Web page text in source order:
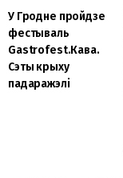
У Гродне пройдзе
фестываль
Gastrofest.Кава.
Сэты крыху
падаражэлі